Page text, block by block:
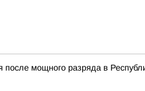
мощного разряда в